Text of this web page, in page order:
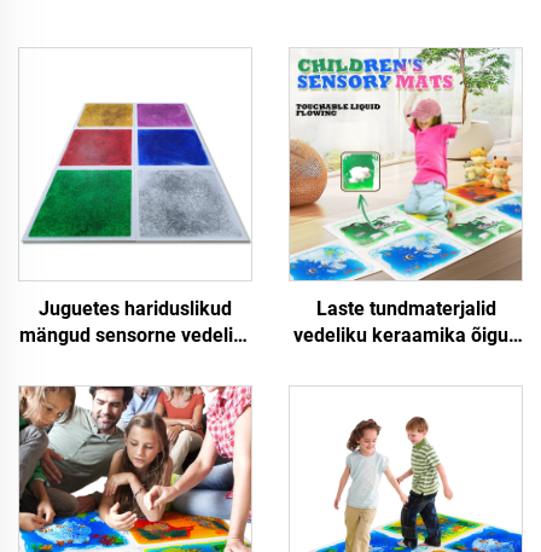
Juguetes hariduslikud
mängud sensorne vedelik-
põrandaplaadid autistlike
fidget-lastena
Laste tundmaterjalid
vedeliku keraamika õigus
parandamiseks sisesse
saab kokkupanida
tundmaterjalid